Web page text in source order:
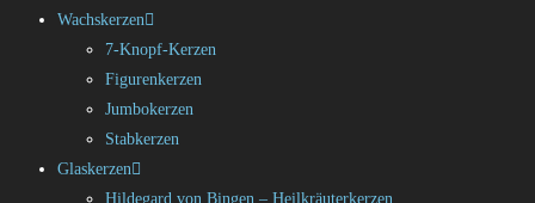
Wachskerzen
7-Knopf-Kerzen
Figurenkerzen
Jumbokerzen
Stabkerzen
Glaskerzen
Hildegard von Bingen – Heilkräuterkerzen